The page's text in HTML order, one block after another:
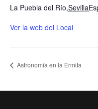
La Puebla del Río,Sevilla
Ver la web del Local
Astronomía en la Ermita